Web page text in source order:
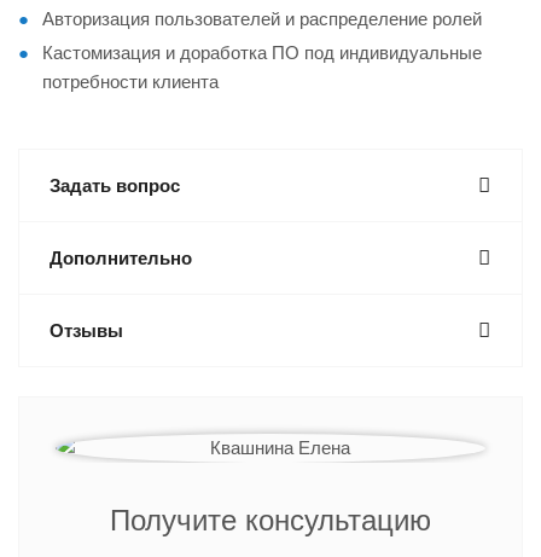
Авторизация пользователей и распределение ролей
Кастомизация и доработка ПО под индивидуальные
потребности клиента
Задать вопрос
Дополнительно
Отзывы
Получите консультацию